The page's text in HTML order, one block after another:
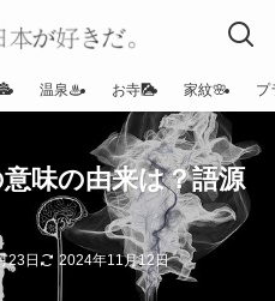
温泉♨ お寺🎑 家紋🌸 プ
味の由来は？語源
23日 2024年11月12日